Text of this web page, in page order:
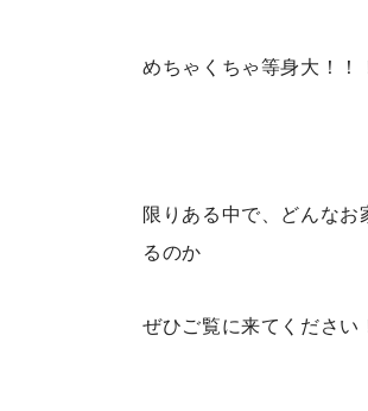
めちゃくちゃ等身大！！
限りある中で、どんな
るのか
ぜひご覧に来てください